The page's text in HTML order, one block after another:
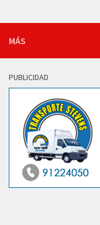
MÁS
PUBLICIDAD